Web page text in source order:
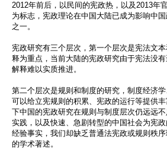
2012年前后， 以民间的宪政热， 以及2013年
为标志， 宪政理论在中国大陆已成为影响中
之一。
宪政研究有三个层次，第一个层次是宪法文本
释为重点， 当前大陆的宪政研究由于宪法没
解释难以实质推进。
第二个层次是规则和制度的研究，制度经济学
可以给立宪规则的积累、 宪政的运行等提供
下中国的宪政研究在规则与制度层次仍远远不
实践，以及快速、 急剧转型的中国社会为宪
经验事实， 我们却缺乏普通法宪政或规则秩
的学术著述。